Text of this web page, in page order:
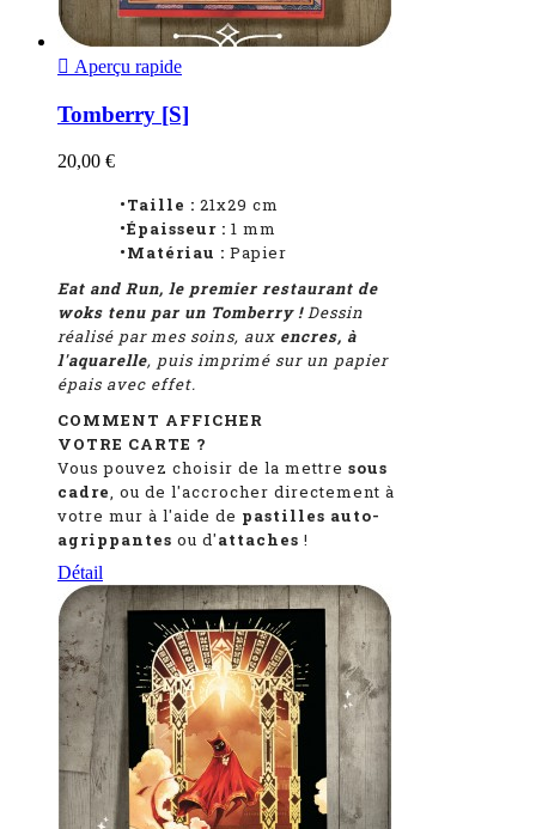
 Aperçu rapide
Tomberry [S]
20,00 €
•Taille : 21x29 cm
•Épaisseur : 1 mm
•Matériau : Papier
Eat and Run, le premier restaurant de
woks tenu par un Tomberry !Dessin
réalisé par mes soins, aux encres, à
l'aquarelle, puis imprimé sur un papier
épais avec effet.
COMMENT AFFICHER
VOTRE CARTE ?
Vous pouvez choisir de la mettre sous
cadre, ou de l'accrocher directement à
votre mur à l'aide de pastilles auto-
agrippantes ou d'attaches !
Détail